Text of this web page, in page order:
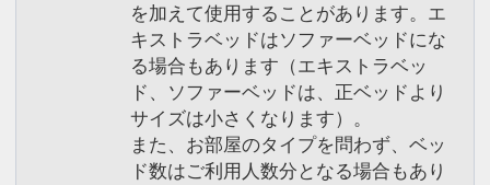
を加えて使用することがあります。エ
キストラベッドはソファーベッドにな
る場合もあります（エキストラベッ
ド、ソファーベッドは、正ベッドより
サイズは小さくなります）。
また、お部屋のタイプを問わず、ベッ
ド数はご利用人数分となる場合もあり